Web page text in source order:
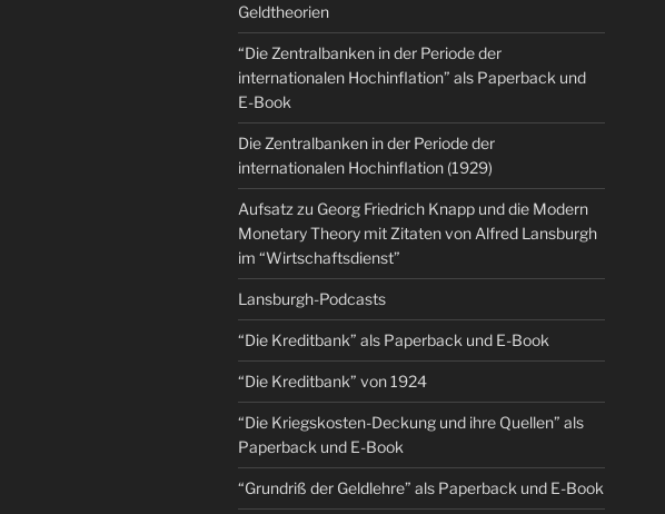
Geldtheorien
“Die Zentralbanken in der Periode der
internationalen Hochinflation” als Paperback und
E-Book
Die Zentralbanken in der Periode der
internationalen Hochinflation (1929)
Aufsatz zu Georg Friedrich Knapp und die Modern
Monetary Theory mit Zitaten von Alfred Lansburgh
im “Wirtschaftsdienst”
Lansburgh-Podcasts
“Die Kreditbank” als Paperback und E-Book
“Die Kreditbank” von 1924
“Die Kriegskosten-Deckung und ihre Quellen” als
Paperback und E-Book
“Grundriß der Geldlehre” als Paperback und E-Book